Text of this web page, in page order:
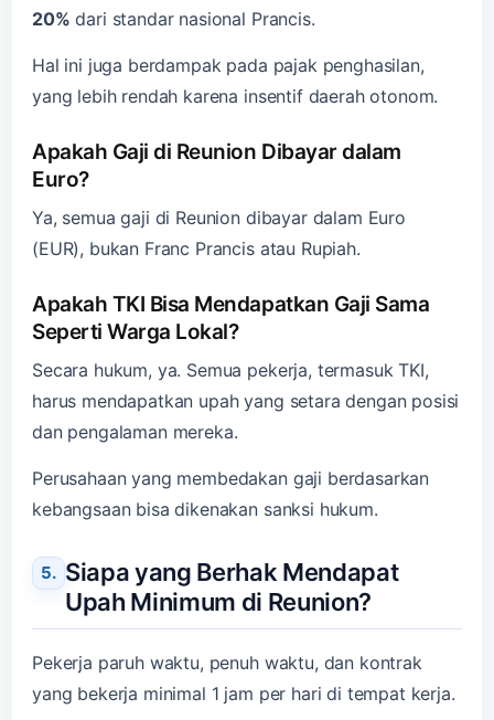
20% dari standar nasional Prancis.
Hal ini juga berdampak pada pajak penghasilan,
yang lebih rendah karena insentif daerah otonom.
Apakah Gaji di Reunion Dibayar dalam
Euro?
Ya, semua gaji di Reunion dibayar dalam Euro
(EUR), bukan Franc Prancis atau Rupiah.
Apakah TKI Bisa Mendapatkan Gaji Sama
Seperti Warga Lokal?
Secara hukum, ya. Semua pekerja, termasuk TKI,
harus mendapatkan upah yang setara dengan posisi
dan pengalaman mereka.
Perusahaan yang membedakan gaji berdasarkan
kebangsaan bisa dikenakan sanksi hukum.
Siapa yang Berhak Mendapat
Upah Minimum di Reunion?
Pekerja paruh waktu, penuh waktu, dan kontrak
yang bekerja minimal 1 jam per hari di tempat kerja.